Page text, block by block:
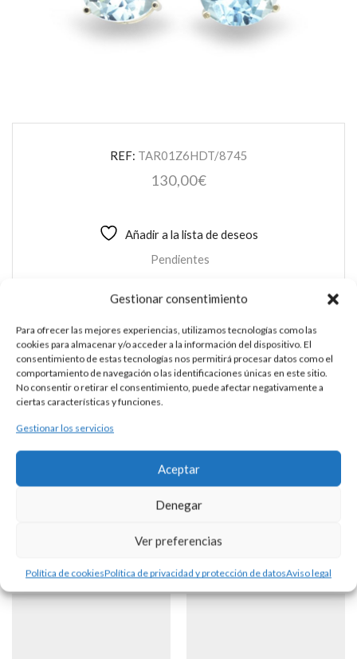
Gestionar consentimiento
Para ofrecer las mejores experiencias, utilizamos tecnologías como las
cookies para almacenar y/o acceder a la información del dispositivo. El
consentimiento de estas tecnologías nos permitirá procesar datos como el
comportamiento de navegación o las identificaciones únicas en este sitio.
No consentir o retirar el consentimiento, puede afectar negativamente a
ciertas características y funciones.
Gestionar los servicios
Aceptar
Denegar
Ver preferencias
Política de cookiesPolítica de privacidad y protección de datosAviso legal
REF: TAR01Z6HDT/8745
130,00€
Añadir a la lista de deseos
Pendientes
PENDIENTES PLATA Y PIEDRAS
DESCRIPCIÓN